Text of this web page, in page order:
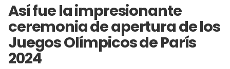
Así fue la impresionante
ceremonia de apertura de los
Juegos Olímpicos de París
2024